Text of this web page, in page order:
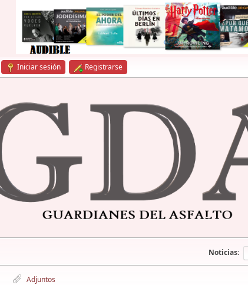
Iniciar sesión Registrarse
Noticias:
Adjuntos